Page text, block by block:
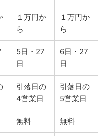
１万円か
ら
１万円か
ら
5日・27
日
6日・27
日
引落日の
4営業日
引落日の
5営業日
無料 無料